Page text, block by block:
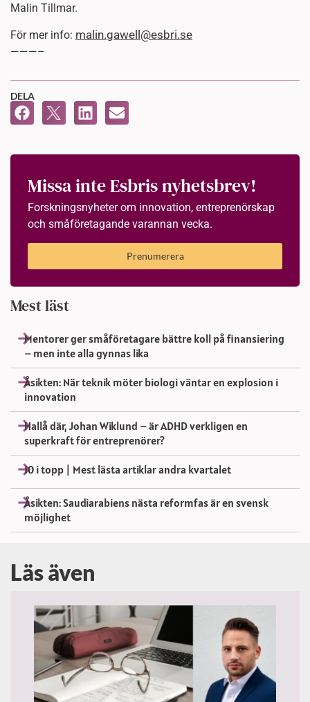
Malin Tillmar.
För mer info: malin.gawell@esbri.se
———–
DELA
Missa inte Esbris nyhetsbrev!
Forskningsnyheter om innovation, entreprenörskap
och småföretagande varannan vecka.
Prenumerera
Mest läst
Mentorer ger småföretagare bättre koll på finansiering
– men inte alla gynnas lika
Åsikten: När teknik möter biologi väntar en explosion i
innovation
Hallå där, Johan Wiklund – är ADHD verkligen en
superkraft för entreprenörer?
10 i topp | Mest lästa artiklar andra kvartalet
Åsikten: Saudiarabiens nästa reformfas är en svensk
möjlighet
Läs även